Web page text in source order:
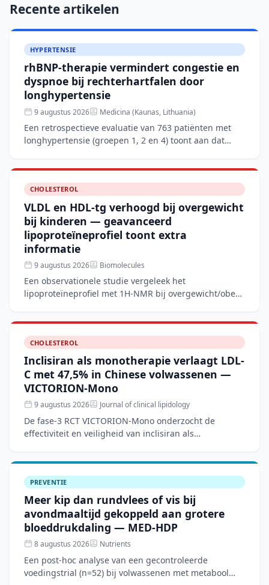
Recente artikelen
HYPERTENSIE
rhBNP-therapie vermindert congestie en
dyspnoe bij rechterhartfalen door
longhypertensie
9 augustus 2026 Medicina (Kaunas, Lithuania)
Een retrospectieve evaluatie van 763 patiënten met
longhypertensie (groepen 1, 2 en 4) toont aan dat
behandeling
CHOLESTEROL
VLDL en HDL-tg verhoogd bij overgewicht
bij kinderen — geavanceerd
lipoproteïneprofiel toont extra
informatie
9 augustus 2026 Biomolecules
Een observationele studie vergeleek het
lipoproteïneprofiel met 1H-NMR bij overgewicht/obese
overgewichtsgro
CHOLESTEROL
Inclisiran als monotherapie verlaagt LDL-
C met 47,5% in Chinese volwassenen —
VICTORION-Mono
9 augustus 2026 Journal of clinical lipidology
De fase-3 RCT VICTORION-Mono onderzocht de
effectiviteit en veiligheid van inclisiran als
PREVENTIE
Meer kip dan rundvlees of vis bij
avondmaaltijd gekoppeld aan grotere
bloeddrukdaling — MED-HDP
8 augustus 2026 Nutrients
Een post-hoc analyse van een gecontroleerde
voedingstrial (n=52) bij volwassenen met metabool